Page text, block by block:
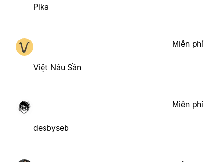
Pika
Việt Nâu Sần
Miễn phí
desbyseb
Miễn phí